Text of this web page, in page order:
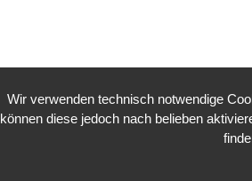
Wir verwenden technisch notwendige
können diese jedoch nach belieben